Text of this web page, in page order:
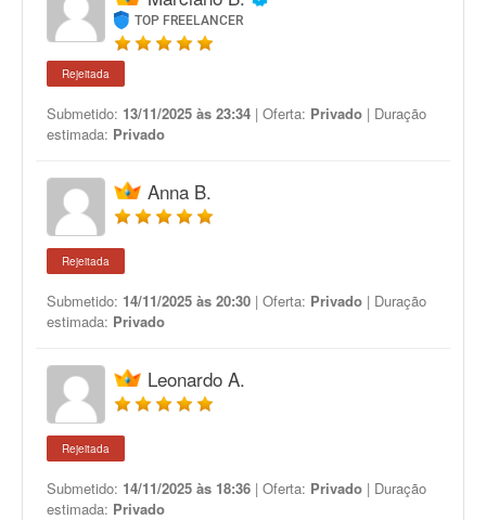
TOP FREELANCER
Rejeitada
Submetido: 13/11/2025 às 23:34 | Oferta: Privado | Duração
estimada: Privado
Anna B.
Rejeitada
Submetido: 14/11/2025 às 20:30 | Oferta: Privado | Duração
estimada: Privado
Leonardo A.
Rejeitada
Submetido: 14/11/2025 às 18:36 | Oferta: Privado | Duração
estimada: Privado